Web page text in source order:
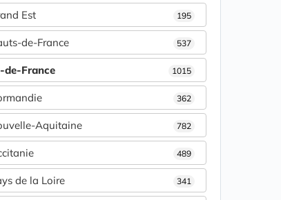
Est 195
de-France 537
de-France 1015
362
Aquitaine 782
489
de la Loire 341